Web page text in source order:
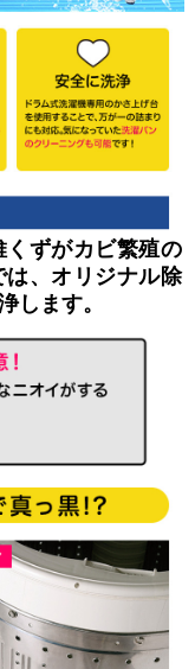
ずがカビ繁殖の
、オリジナル除
します。